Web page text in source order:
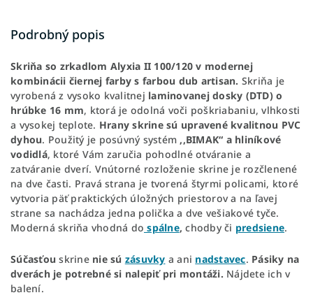
Podrobný popis
Skriňa so zrkadlom Alyxia II 100/120 v modernej
kombinácii čiernej farby s farbou dub artisan. Skriňa je
vyrobenáz vysoko kvalitnej laminovanej dosky (DTD) o
hrúbke 16 mm, ktorá je odolná voči poškriabaniu, vlhkosti
a vysokej teplote. Hrany skrine sú upravené kvalitnou PVC
dyhou. Použitý je posúvný systém ,,BIMAK“ a hliníkové
vodidlá, ktoré Vám zaručia pohodlné otváranie a
zatváranie dverí. Vnútorné rozloženie skrine je rozčlenené
na dve časti. Pravá strana je tvorená štyrmi policami, ktoré
vytvoria päť praktických úložných priestorov a na ľavej
strane sa nachádza jedna polička a dve vešiakové tyče.
Moderná skriňa vhodná do spálne, chodby či predsiene.
Súčasťou skrine nie sú zásuvky a ani nadstavec. Pásiky na
dverách je potrebné si nalepiť pri montáži. Nájdete ich v
balení.